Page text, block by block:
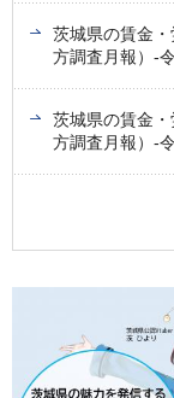
茨城県の賃金
方調査月報）-
茨城県の賃金
方調査月報）-